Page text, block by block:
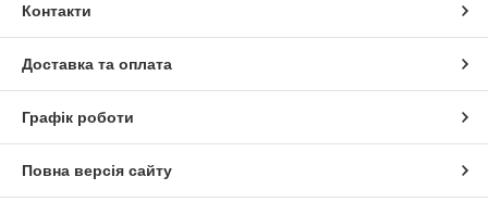
Контакти
Доставка та оплата
Графік роботи
Повна версія сайту